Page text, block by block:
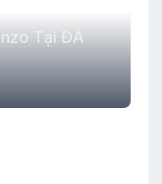
Tại ĐÀ